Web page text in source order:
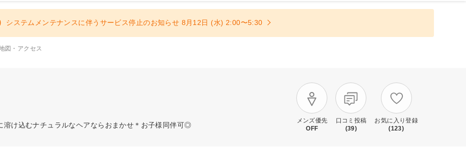
システムメンテナンスに伴うサービス停止のお知らせ 8月12日 (水) 2:00〜5:30
図・アクセス
溶け込むナチュラルなヘアならおまかせ＊お子様同伴可◎
メンズ優先
OFF
口コミ投稿
(39)
お気に入り登録
(123)